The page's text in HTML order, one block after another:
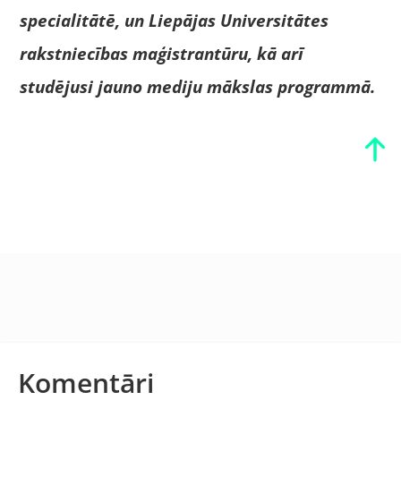
specialitātē, un Liepājas Universitātes
rakstniecības maģistrantūru, kā arī
studējusi jauno mediju mākslas programmā.
Komentāri